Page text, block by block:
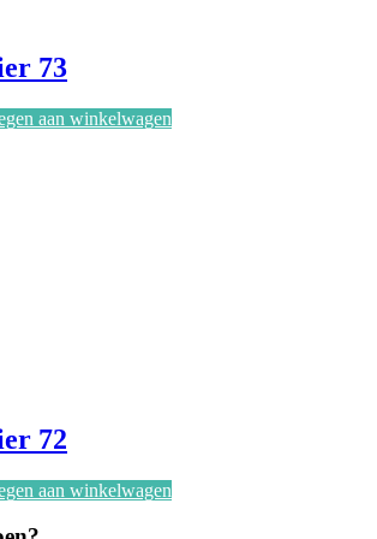
73
aan winkelwagen
72
aan winkelwagen